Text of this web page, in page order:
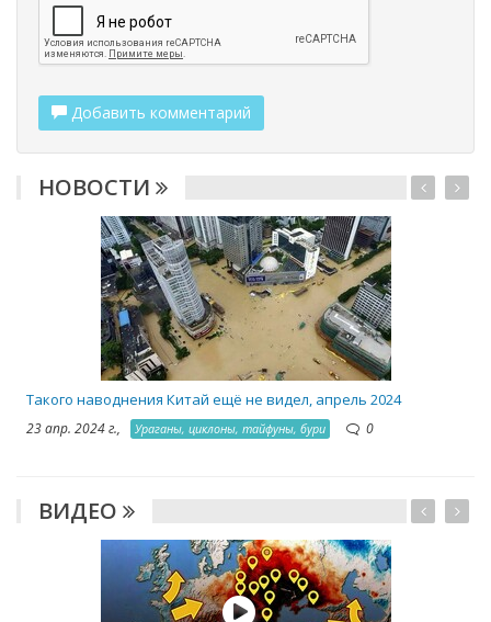
Добавить комментарий
НОВОСТИ
Такого наводнения Китай ещё не видел, апрель 2024
23 апр. 2024 г., Ураганы, циклоны, тайфуны, бури 0
ВИДЕО